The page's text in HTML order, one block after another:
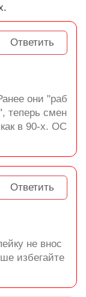
Ответить
они "раб
теперь смен
в 90-х. ОС
Ответить
не внос
избегайте